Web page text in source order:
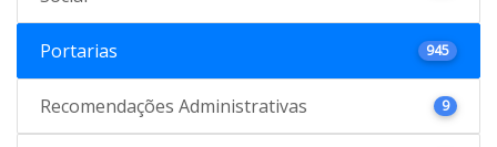
Portarias 945
Recomendações Administrativas 9